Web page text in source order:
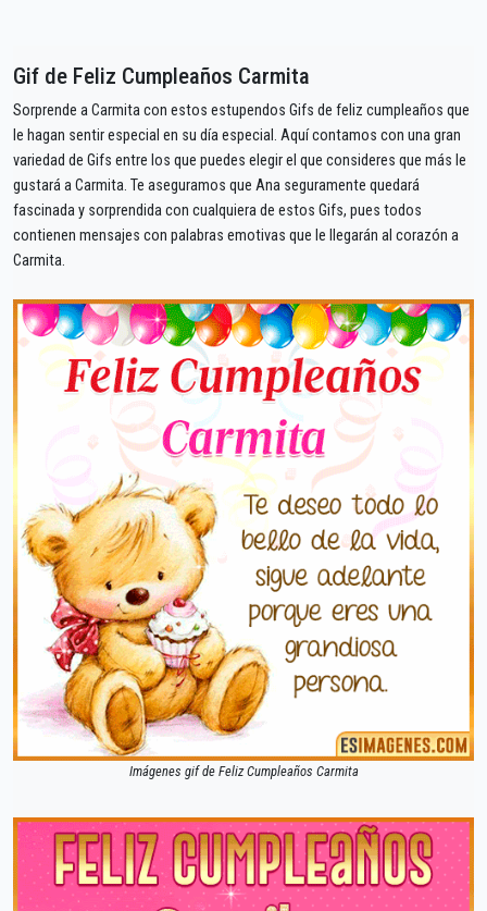
Gif de Feliz Cumpleaños Carmita
Sorprende a Carmita con estos estupendos Gifs de feliz cumpleaños que
le hagan sentir especial en su día especial. Aquí contamos con una gran
variedad de Gifs entre los que puedes elegir el que consideres que más le
gustará a Carmita. Te aseguramos que Ana seguramente quedará
fascinada y sorprendida con cualquiera de estos Gifs, pues todos
contienen mensajes con palabras emotivas que le llegarán al corazón a
Carmita.
Imágenes gif de Feliz Cumpleaños Carmita